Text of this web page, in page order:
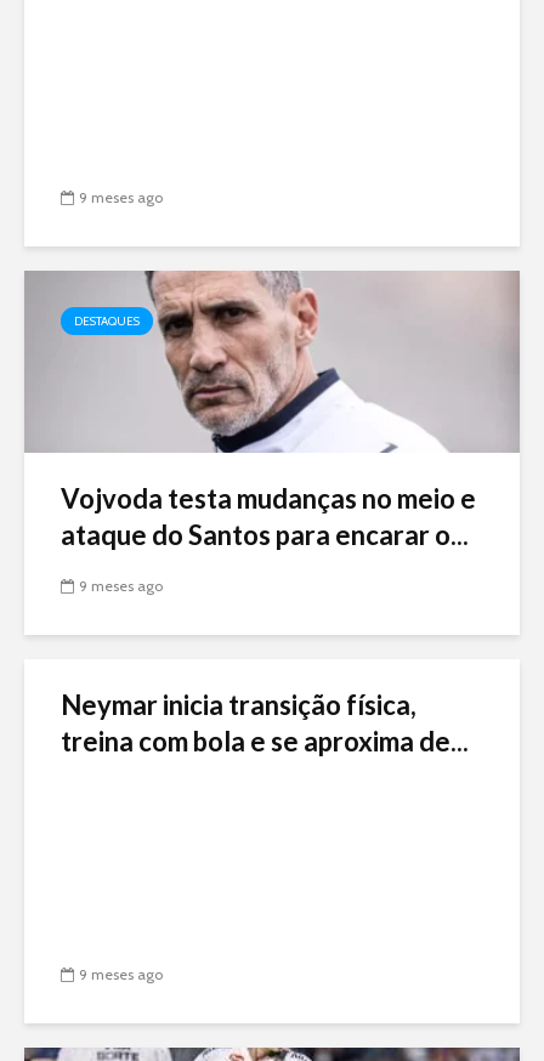
9 meses ago
DESTAQUES
Vojvoda testa mudanças no meio e
ataque do Santos para encarar o...
9 meses ago
Neymar inicia transição física,
treina com bola e se aproxima de...
9 meses ago